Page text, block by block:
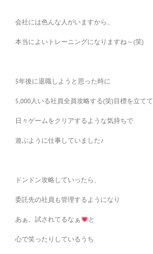
会社には色んな人がいますから、
本当によいトレーニングになりますね～(笑)
5年後に退職しようと思った時に
5,000人いる社員全員攻略する(笑)目標を立てて
日々ゲームをクリアするような気持ちで
遊ぶように仕事していました♪
ドンドン攻略していったら、
委託先の社員も管理するようになり
あぁ、試されてるなぁ と
心で笑ったりしているうち